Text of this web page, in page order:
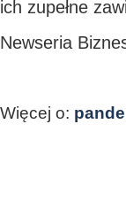
ich zupełne
Newseria
Więcej o: